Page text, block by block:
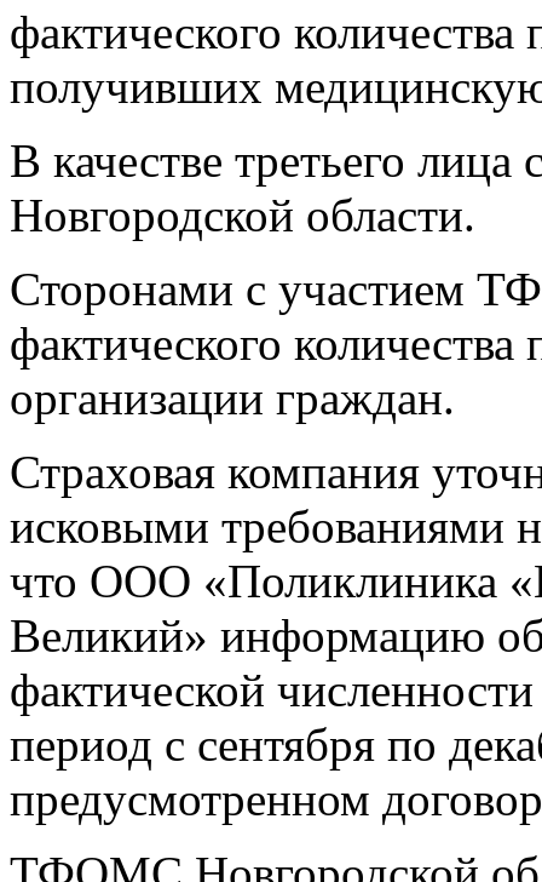
фактического
получивших
В качестве третьего
Новгородской области.
Сторонами с участием
фактического
организации граждан.
Страховая компания
исковыми требованиями
что ООО «Поликлиника
Великий» информацию об
фактической
период с сентября по
предусмотренном